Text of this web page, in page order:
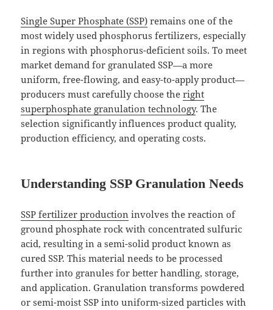
Single Super Phosphate (SSP) remains one of the
most widely used phosphorus fertilizers, especially
in regions with phosphorus-deficient soils. To meet
market demand for granulated SSP—a more
uniform, free-flowing, and easy-to-apply product—
producers must carefully choose theright
superphosphate granulation technology. The
selection significantly influences product quality,
production efficiency, and operating costs.
Understanding SSP Granulation Needs
SSP fertilizer production involves the reaction of
ground phosphate rock with concentrated sulfuric
acid, resulting in a semi-solid product known as
cured SSP. This material needs to be processed
further into granules for better handling, storage,
and application. Granulation transforms powdered
or semi-moist SSP into uniform-sized particles with